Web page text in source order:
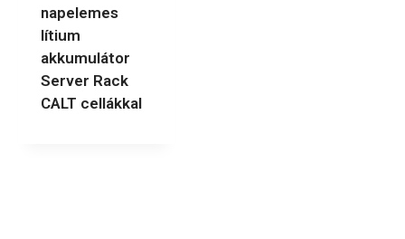
napelemes
lítium
akkumulátor
Server Rack
CALT cellákkal